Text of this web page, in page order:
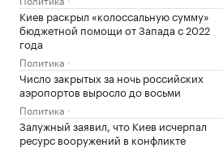
Киев раскрыл «колоссальную сумму»
бюджетной помощи от Запада с 2022
года
Политика
Число закрытых за ночь российских
аэропортов выросло до восьми
Политика
Залужный заявил, что Киев исчерпал
ресурс вооружений в конфликте